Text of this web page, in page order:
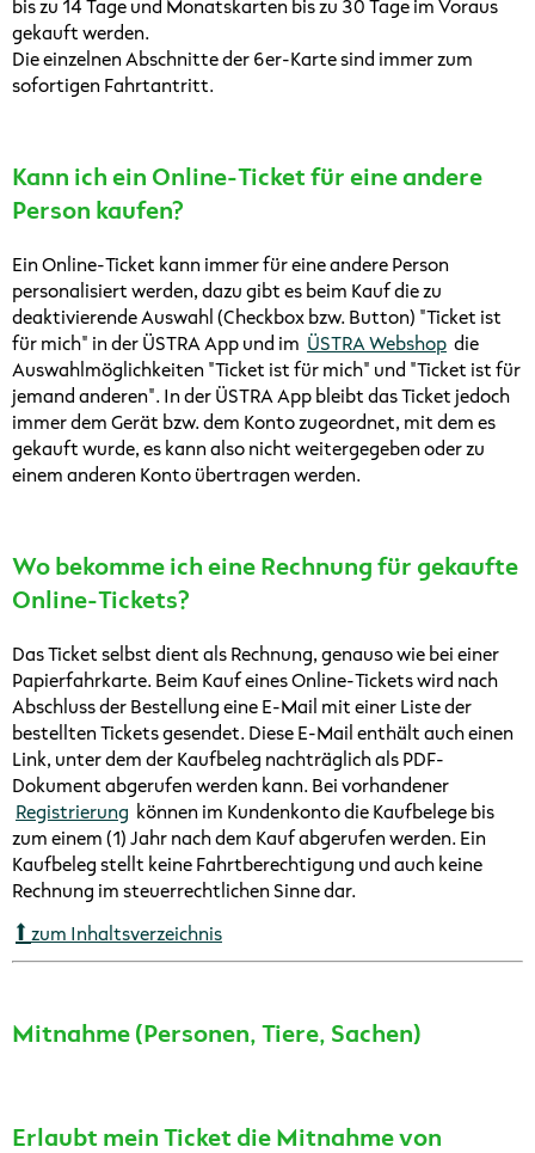
bis zu 14 Tage und Monatskarten bis zu 30 Tage im Voraus
gekauft werden.
Die einzelnen Abschnitte der 6er-Karte sind immer zum
sofortigen Fahrtantritt.
Kann ich ein Online-Ticket für eine andere
Person kaufen?
Ein Online-Ticket kann immer für eine andere Person
personalisiert werden, dazu gibt es beim Kauf die zu
deaktivierende Auswahl (Checkbox bzw. Button) "Ticket ist
für mich" in der ÜSTRA App und im ÜSTRA Webshop die
Auswahlmöglichkeiten "Ticket ist für mich" und "Ticket ist für
jemand anderen". In der ÜSTRA App bleibt das Ticket jedoch
immer dem Gerät bzw. dem Konto zugeordnet, mit dem es
gekauft wurde, es kann also nicht weitergegeben oder zu
einem anderen Konto übertragen werden.
Wo bekomme ich eine Rechnung für gekaufte
Online-Tickets?
Das Ticket selbst dient als Rechnung, genauso wie bei einer
Papierfahrkarte. Beim Kauf eines Online-Tickets wird nach
Abschluss der Bestellung eine E-Mail mit einer Liste der
bestellten Tickets gesendet. Diese E-Mail enthält auch einen
Link, unter dem der Kaufbeleg nachträglich als PDF-
Dokument abgerufen werden kann. Bei vorhandener
Registrierung können im Kundenkonto die Kaufbelege bis
zum einem (1) Jahr nach dem Kauf abgerufen werden. Ein
Kaufbeleg stellt keine Fahrtberechtigung und auch keine
Rechnung im steuerrechtlichen Sinne dar.
zum Inhaltsverzeichnis
Mitnahme (Personen, Tiere, Sachen)
Erlaubt mein Ticket die Mitnahme von